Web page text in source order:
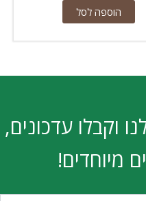
הוספה לסל
עדכונים,